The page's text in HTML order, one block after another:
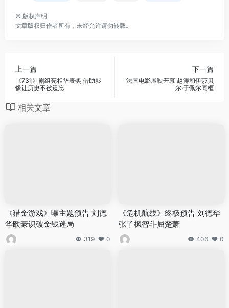
© 版权声明
文章版权归作者所有，未经允许请勿转载。
上一篇
《731》剧组亮相华表奖 借助影
像让历史不被遗忘
下一篇
法国电影展映开幕 赵涛和伊莎贝
尔·于佩尔同框
相关文章
《猎金游戏》曝主题预告 刘德
华欧豪识破金钱迷局
319 0
《危机航线》终极预告 刘德华
张子枫智斗屈楚萧
406 0